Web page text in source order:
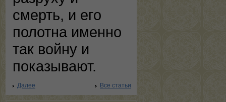
смерть, и его
полотна именно
так войну и
показывают.
Далее Все статьи